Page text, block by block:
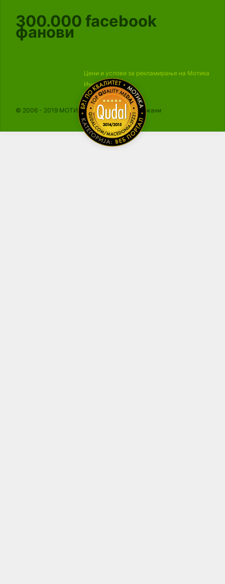
300.000 facebook
фанови
Цени и услови за рекламирање на Мотика
Импресум
© 2006 - 2019 МОТИКА, Сите права се задржани